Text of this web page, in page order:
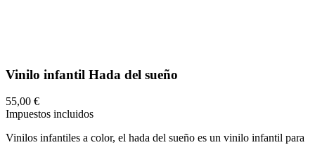
Vinilo infantil Hada del sueño
55,00 €
Impuestos incluidos
Vinilos infantiles a color, el hada del sueño es un vinilo infantil para